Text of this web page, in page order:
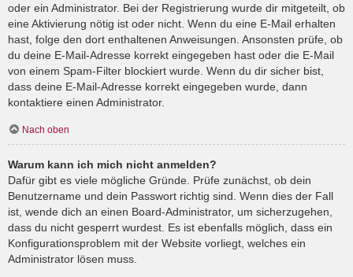
oder ein Administrator. Bei der Registrierung wurde dir mitgeteilt, ob
eine Aktivierung nötig ist oder nicht. Wenn du eine E-Mail erhalten
hast, folge den dort enthaltenen Anweisungen. Ansonsten prüfe, ob
du deine E-Mail-Adresse korrekt eingegeben hast oder die E-Mail
von einem Spam-Filter blockiert wurde. Wenn du dir sicher bist,
dass deine E-Mail-Adresse korrekt eingegeben wurde, dann
kontaktiere einen Administrator.
Nach oben
Warum kann ich mich nicht anmelden?
Dafür gibt es viele mögliche Gründe. Prüfe zunächst, ob dein
Benutzername und dein Passwort richtig sind. Wenn dies der Fall
ist, wende dich an einen Board-Administrator, um sicherzugehen,
dass du nicht gesperrt wurdest. Es ist ebenfalls möglich, dass ein
Konfigurationsproblem mit der Website vorliegt, welches ein
Administrator lösen muss.